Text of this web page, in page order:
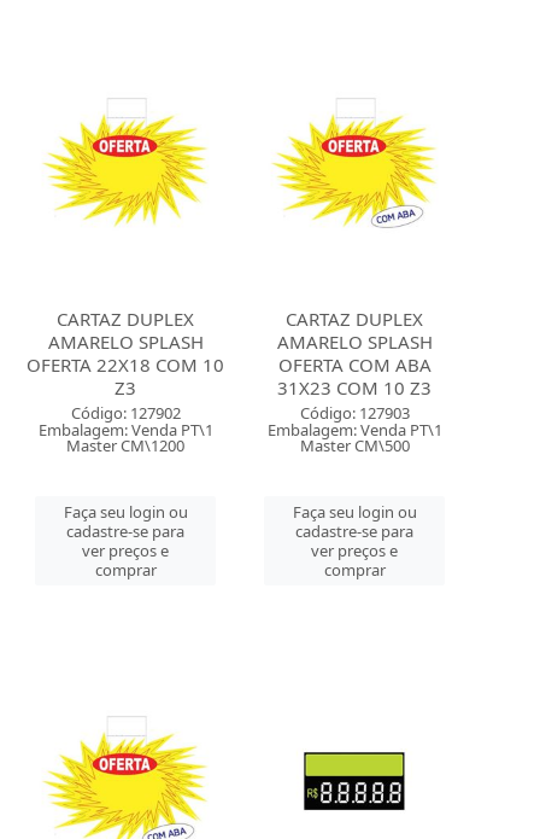
CARTAZ DUPLEX
AMARELO SPLASH
OFERTA 22X18 COM 10
Z3
Código: 127902
Embalagem: Venda PT\1
Master CM\1200
Faça seu login ou
cadastre-se para
ver preços e
comprar
CARTAZ DUPLEX
AMARELO SPLASH
OFERTA COM ABA
31X23 COM 10 Z3
Código: 127903
Embalagem: Venda PT\1
Master CM\500
Faça seu login ou
cadastre-se para
ver preços e
comprar